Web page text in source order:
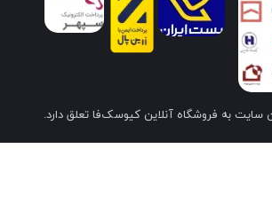
به فروشگاه آنلاین کیوسک‌فا تعلق دارد.